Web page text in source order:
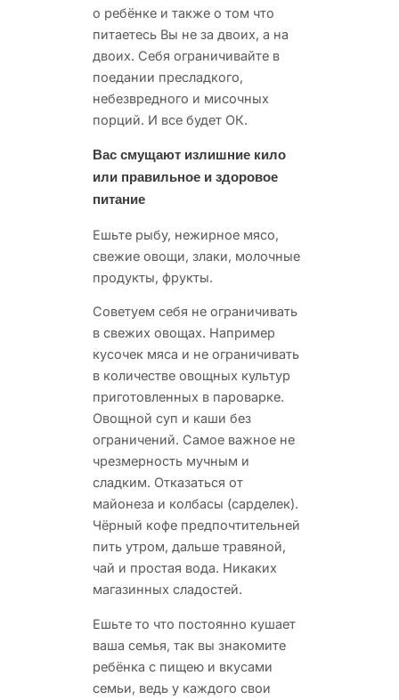
о ребёнке и также о том что
питаетесь Вы не за двоих, а на
двоих. Себя ограничивайте в
поедании пресладкого,
небезвредного и мисочных
порций. И все будет ОК.
Вас смущают излишние кило
или правильное и здоровое
питание
Ешьте рыбу, нежирное мясо,
свежие овощи, злаки, молочные
продукты, фрукты.
Советуем себя не ограничивать
в свежих овощах. Например
кусочек мяса и не ограничивать
в количестве овощных культур
приготовленных в пароварке.
Овощной суп и каши без
ограничений. Самое важное не
чрезмерность мучным и
сладким. Отказаться от
майонеза и колбасы (сарделек).
Чёрный кофе предпочтительней
пить утром, дальше травяной,
чай и простая вода. Никаких
магазинных сладостей.
Ешьте то что постоянно кушает
ваша семья, так вы знакомите
ребёнка с пищею и вкусами
семьи, ведь у каждого свои